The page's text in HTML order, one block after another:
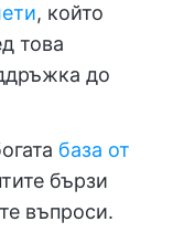
, който
това
до
база от
бързи
въпроси.